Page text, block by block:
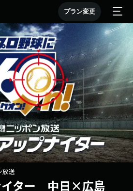
プラン変更
放送
イター 中日×広島